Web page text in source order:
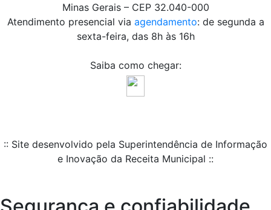
Minas Gerais – CEP 32.040-000
Atendimento presencial via agendamento: de segunda a
sexta-feira, das 8h às 16h
Saiba como chegar:
:: Site desenvolvido pela Superintendência de Informação
e Inovação da Receita Municipal ::